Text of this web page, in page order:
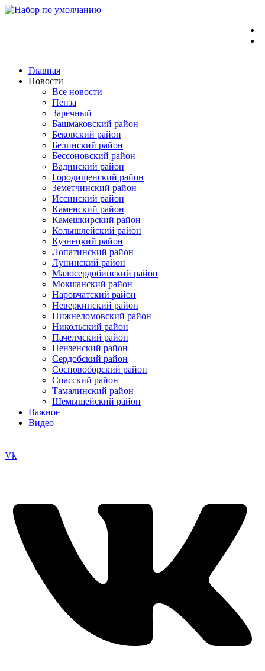
Перейти
Главная
Новости
Все новости
Пенза
Заречный
Башмаковский район
Бековский район
Белинский район
Бессоновский район
Вадинский район
Городищенский район
Земетчинский район
Иссинский район
Каменский район
Камешкирский район
Колышлейский район
Кузнецкий район
Лопатинский район
Лунинский район
Малосердобинский район
Мокшанский район
Наровчатский район
Неверкинский район
Нижнеломовский район
Никольский район
Пачелмский район
Пензенский район
Сердобский район
Сосновоборский район
Спасский район
Тамалинский район
Шемышейский район
Важное
Видео
Vk